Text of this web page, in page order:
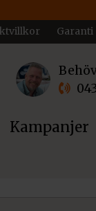
Garanti
Kampanjer